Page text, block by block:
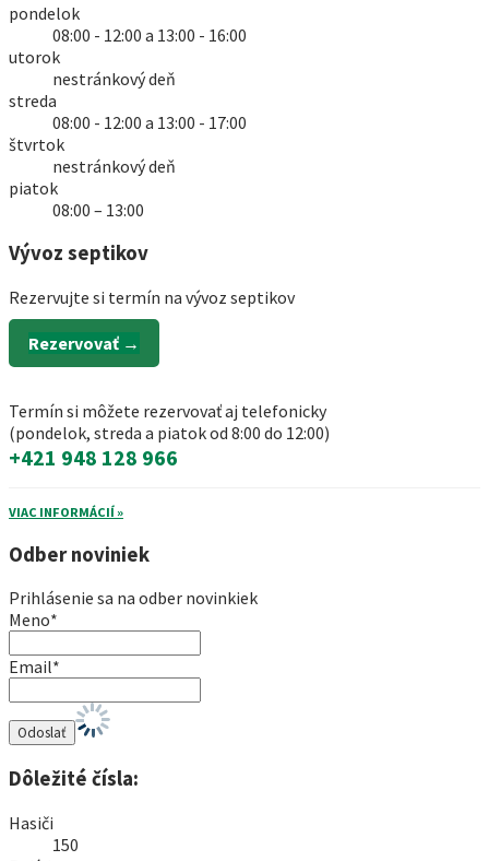
pondelok
08:00 - 12:00 a 13:00 - 16:00
utorok
nestránkový deň
streda
08:00 - 12:00 a 13:00 - 17:00
štvrtok
nestránkový deň
piatok
08:00 – 13:00
Vývoz septikov
Rezervujte si termín na vývoz septikov
Rezervovať →
Termín si môžete rezervovať aj telefonicky
(pondelok, streda a piatok od 8:00 do 12:00)
+421 948 128 966
VIAC INFORMÁCIÍ »
Odber noviniek
Prihlásenie sa na odber novinkiek
Meno*
Email*
Dôležité čísla:
Hasiči
150